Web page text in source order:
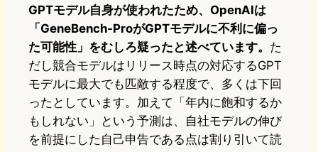
GPTモデル自身が使われたため、OpenAIは
「GeneBench-ProがGPTモデルに不利に偏っ
た可能性」をむしろ疑ったと述べています。 た
だし競合モデルはリリース時点の対応するGPT
モデルに最大でも匹敵する程度で、多くは下回
ったとしています。加えて「年内に飽和するか
もしれない」という予測は、自社モデルの伸び
を前提にした自己申告である点は割り引いて読